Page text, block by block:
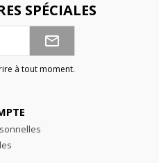
SPÉCIALES
à tout moment.